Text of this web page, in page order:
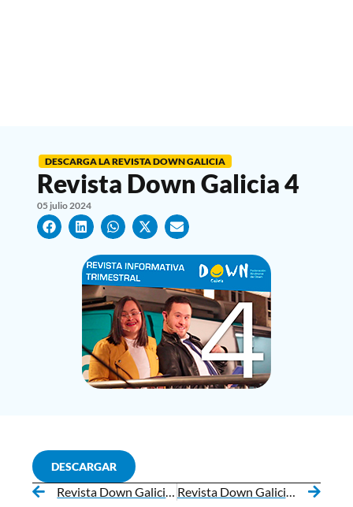
DESCARGA LA REVISTA DOWN GALICIA
Revista Down Galicia 4
05 julio 2024
DESCARGAR